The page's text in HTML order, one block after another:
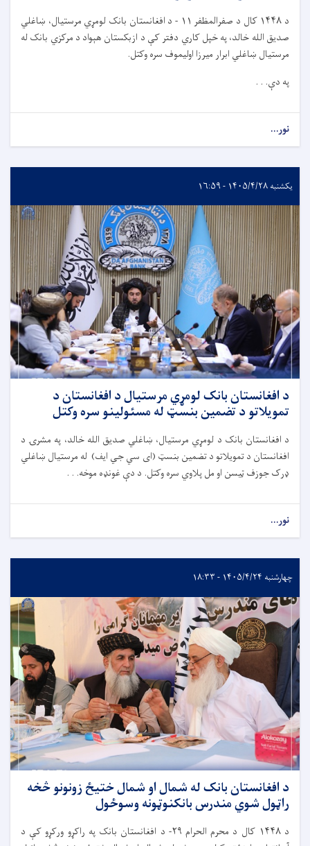
د ۱۴۴۸ کال د صفرالمظفر ۱۱ -
د افغانستان بانک لومړي مرستیال، ښاغلي
صدیق الله خالد، په خپل کاري دفتر کې د ازبکستان هېواد د مرکزي بانک له
مرستیال ښاغلي ابرار میرزا اولیموف سره وکتل.
په دې. . .
نور...
یکشنبه ۱۴۰۵/۴/۲۸ - ۱۶:۵۹
د افغانستان بانک لومړي مرستیال د افغانستان د
تمویلاتو د تضمین بنسټ له مسئولینو سره وکتل
د افغانستان بانک د لومړي مرستیال، ښاغلي صدیق الله خالد، په مشرۍ د
افغانستان د تمویلاتو د تضمین بنسټ (ای سي جي ایف) له مرستیال ښاغلي
ډرک جوزف ټیسن او مل پلاوي سره وکتل. د دې غونډه موخه. . .
نور...
چهارشنبه ۱۴۰۵/۴/۲۴ - ۱۸:۳۳
د افغانستان بانک له شمال او شمال ختیځ زونونو څخه
راټول شوي مندرس بانکنوټونه وسوځول
د۱۴۴۸ کال د محرم الحرام ۲۹- د افغانستان بانک په راکړو ورکړو کې د